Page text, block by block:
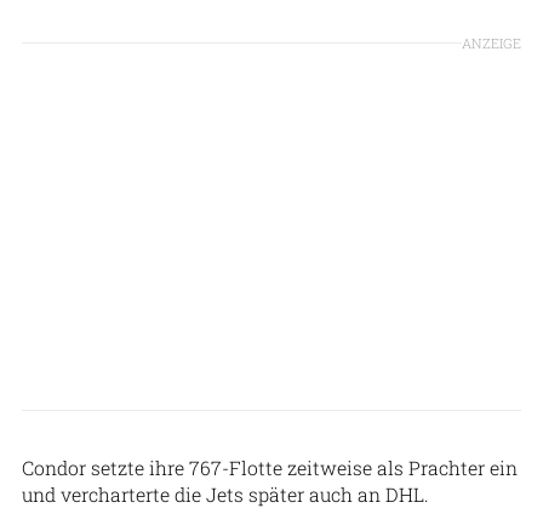
ANZEIGE
Condor setzte ihre 767-Flotte zeitweise als Prachter ein
und vercharterte die Jets später auch an DHL.